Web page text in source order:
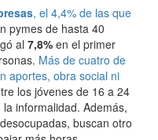
, el 4,4% de las que
pymes de hasta 40
al 7,8%en el primer
Más de cuatro de
aportes, obra social ni
los jóvenes de 16 a 24
informalidad. Además,
buscan otro